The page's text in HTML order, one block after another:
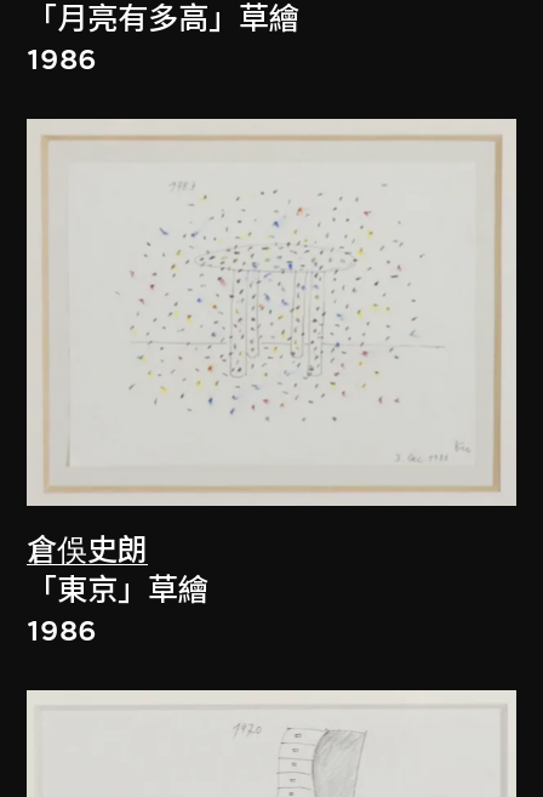
「月亮有多高」草繪
1986
倉俁史朗
「東京」草繪
1986